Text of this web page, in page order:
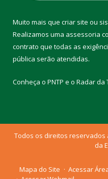
Muito mais que criar site ou
Realizamos uma assessoria
contrato que todas as
pública serão atendidas.
Conheça o PNTP e o Radar da
Todos os direitos reservados
da
Mapa do Site
Acessar